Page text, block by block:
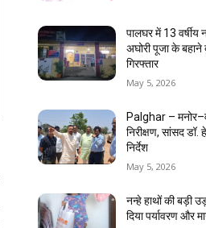
पालघर में 13 वर्षीय
अघोरी पूजा के बहाने
गिरफ्तार
May 5, 2026
Palghar –
निरीक्षण, सांसद
निर्देश
May 5, 2026
नन्हे हाथों की बड़ी
दिया पर्यावरण और